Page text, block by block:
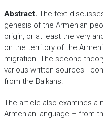
Abstract. The text
genesis of the Armenian
origin, or at least the very
on the territory of the
migration. The second
various written sources -
from the Balkans.
The article also examines a
Armenian language – from